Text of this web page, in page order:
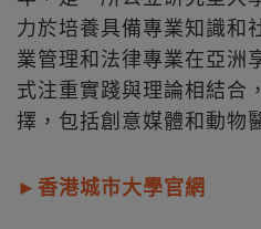
力於培養具備專業知識和
業管理和法律專業在亞洲
式注重實踐與理論相結合
擇，包括創意媒體和動物
►香港城市大學官網